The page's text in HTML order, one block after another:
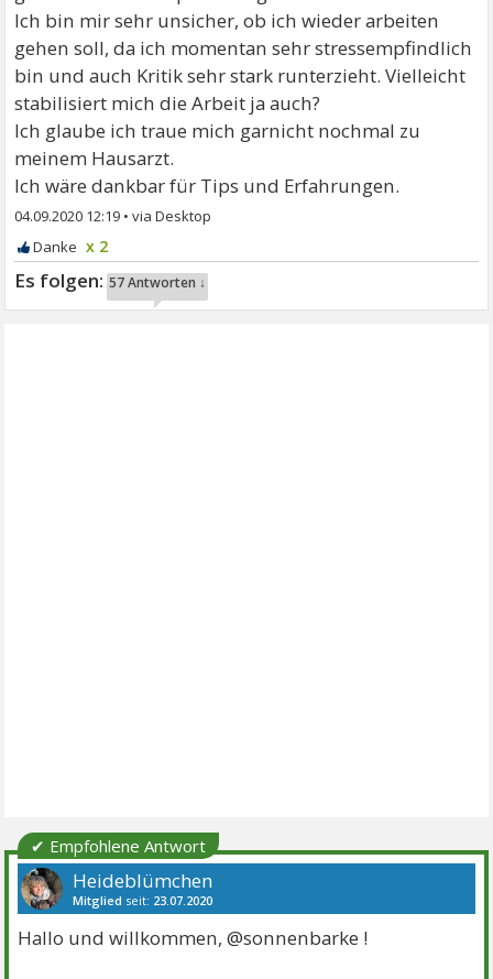
Ich bin mir sehr unsicher, ob ich wieder arbeiten
gehen soll, da ich momentan sehr stressempfindlich
bin und auch Kritik sehr stark runterzieht. Vielleicht
stabilisiert mich die Arbeit ja auch?
Ich glaube ich traue mich garnicht nochmal zu
meinem Hausarzt.
Ich wäre dankbar für Tips und Erfahrungen.
04.09.2020 12:19 •
x 2
57 Antworten ↓
✔ Empfohlene Antwort
Heideblümchen
Mitglied seit: 23.07.2020
Hallo und willkommen, @sonnenbarke !